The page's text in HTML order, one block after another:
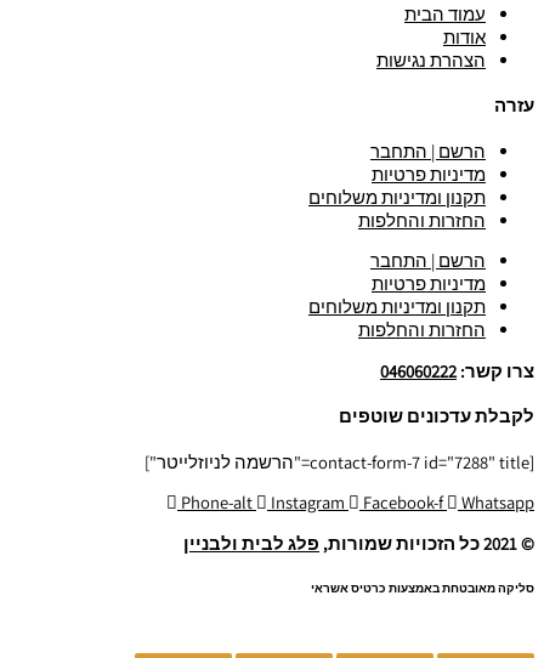
עמוד הבית
אודות
הצהרת נגישות
עזרה
הרשם | התחבר
מדיניות פרטיות
תקנון ומדיניות משלוחים
החזרות והחלפות
הרשם | התחבר
מדיניות פרטיות
תקנון ומדיניות משלוחים
החזרות והחלפות
צרו קשר: 046060222
לקבלת עדכונים שוטפים
[contact-form-7 id="7288" title="הרשמה לניוזלייטר"]
Phone-alt
Instagram Facebook-f
Whatsapp
© 2021 כל הזכויות שמורות,
פלג לבית ולבניין
סליקה מאובטחת באמצעות כרטיס אשראי